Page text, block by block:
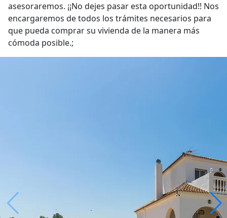
asesoraremos. ¡¡No dejes pasar esta oportunidad!! Nos
encargaremos de todos los trámites necesarios para
que pueda comprar su vivienda de la manera más
cómoda posible.;